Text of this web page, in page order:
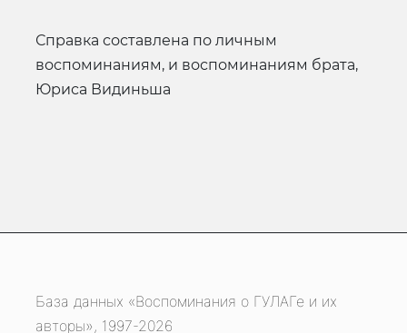
справка составлена по личным
воспоминаниям, и воспоминаниям брата,
Юриса Видиньша
База данных «Воспоминания о ГУЛАГе и их
авторы», 1997-2026